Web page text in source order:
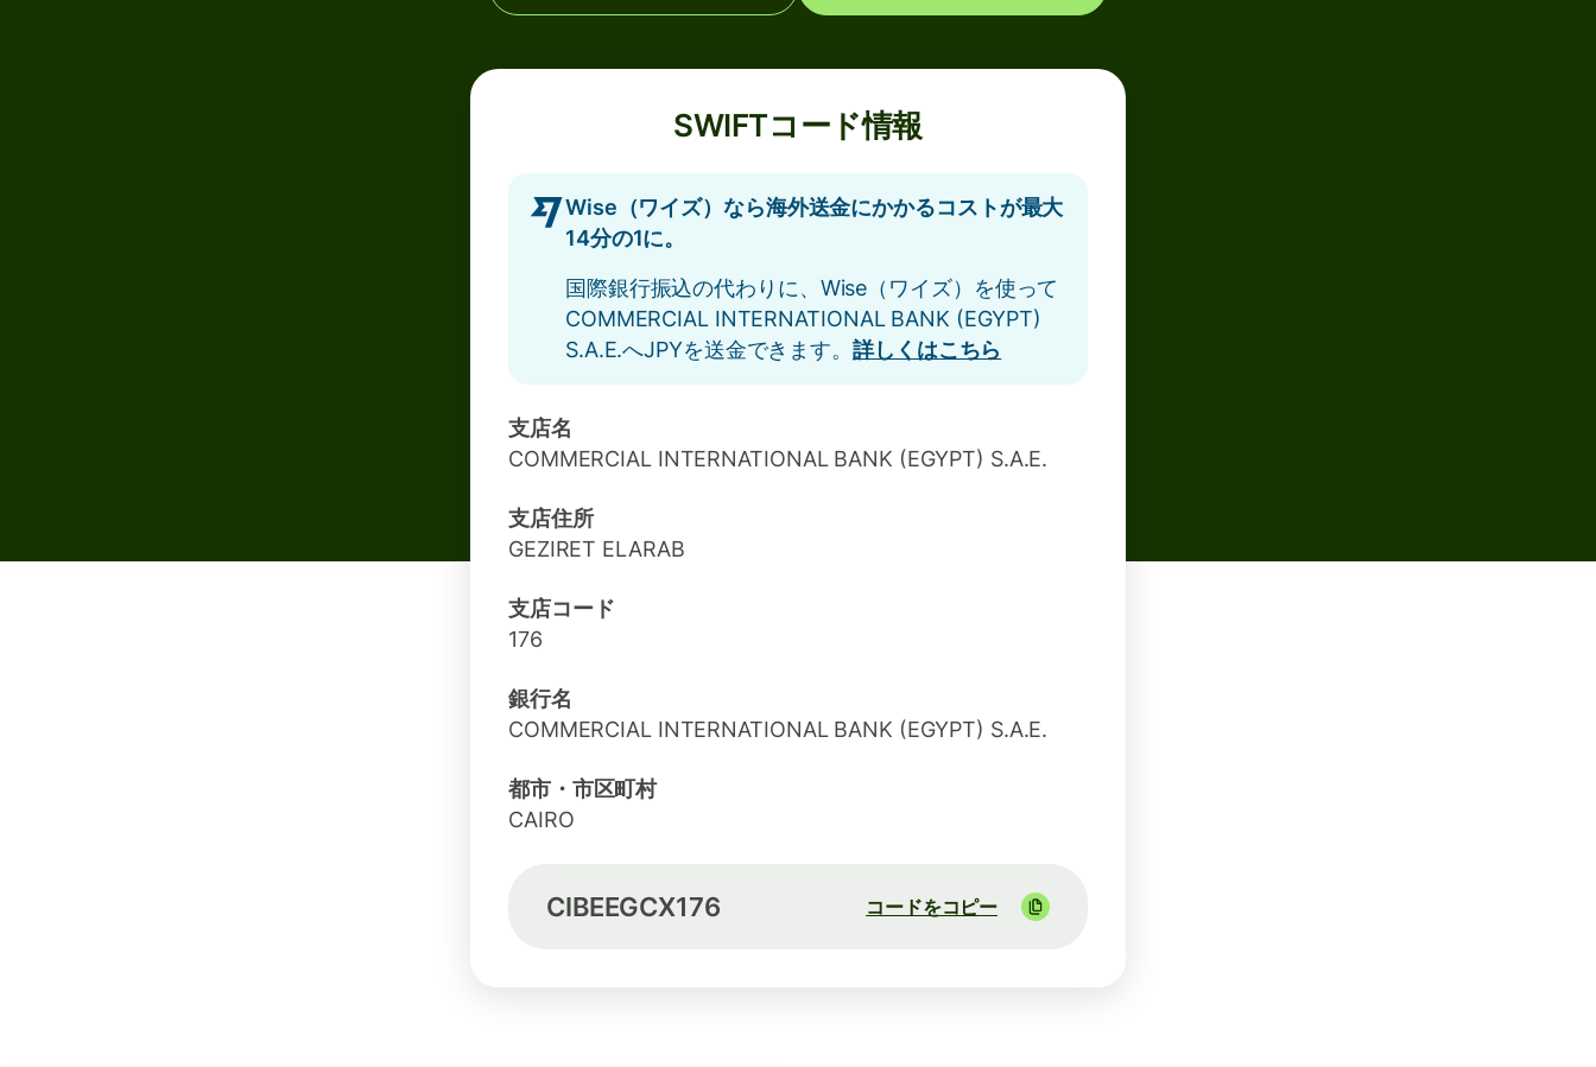
SWIFTコード情報
Wise（ワイズ）なら海外送金にかかるコストが最大
14分の1に。
国際銀行振込の代わりに、Wise（ワイズ）を使って
COMMERCIAL INTERNATIONAL BANK (EGYPT)
S.A.E.へJPYを送金できます。詳しくはこちら
支店名
COMMERCIAL INTERNATIONAL BANK (EGYPT) S.A.E.
支店住所
GEZIRET ELARAB
支店コード
176
銀行名
COMMERCIAL INTERNATIONAL BANK (EGYPT) S.A.E.
都市・市区町村
CAIRO
CIBEEGCX176 コードをコピー